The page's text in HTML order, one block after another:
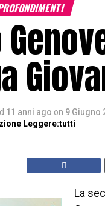
11 anni ago on 9 Giugno
Leggere:tutti
La